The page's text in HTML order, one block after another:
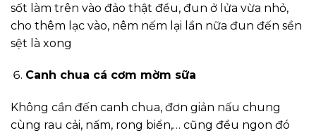
sốt làm trên vào đảo thật đều, đun ở lửa vừa nhỏ,
cho thêm lạc vào, nêm nếm lại lần nữa đun đến sền
sệt là xong
Canh chua cá cơm mờm sữa
Không cần đến canh chua, đơn giản nấu chung
cùng rau cải, nấm, rong biển,… cũng đều ngon đó